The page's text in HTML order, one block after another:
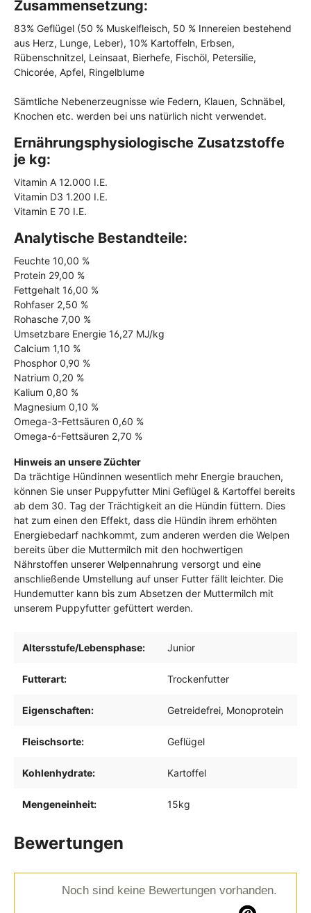
Zusammensetzung:
83% Geflügel (50 % Muskelfleisch, 50 % Innereien bestehend
aus Herz, Lunge, Leber), 10% Kartoffeln, Erbsen,
Rübenschnitzel, Leinsaat, Bierhefe, Fischöl, Petersilie,
Chicorée, Apfel, Ringelblume
Sämtliche Nebenerzeugnisse wie Federn, Klauen, Schnäbel,
Knochen etc. werden bei uns natürlich nicht verwendet.
Ernährungsphysiologische Zusatzstoffe
je kg:
Vitamin A 12.000 I.E.
Vitamin D3 1.200 I.E.
Vitamin E 70 I.E.
Analytische Bestandteile:
Feuchte 10,00 %
Protein 29,00 %
Fettgehalt 16,00 %
Rohfaser 2,50 %
Rohasche 7,00 %
Umsetzbare Energie 16,27 MJ/kg
Calcium 1,10 %
Phosphor 0,90 %
Natrium 0,20 %
Kalium 0,80 %
Magnesium 0,10 %
Omega-3-Fettsäuren 0,60 %
Omega-6-Fettsäuren 2,70 %
Hinweis an unsere Züchter
Da trächtige Hündinnen wesentlich mehr Energie brauchen,
können Sie unser Puppyfutter Mini Geflügel & Kartoffel bereits
ab dem 30. Tag der Trächtigkeit an die Hündin füttern. Dies
hat zum einen den Effekt, dass die Hündin ihrem erhöhten
Energiebedarf nachkommt, zum anderen werden die Welpen
bereits über die Muttermilch mit den hochwertigen
Nährstoffen unserer Welpennahrung versorgt und eine
anschließende Umstellung auf unser Futter fällt leichter. Die
Hundemutter kann bis zum Absetzen der Muttermilch mit
unserem Puppyfutter gefüttert werden.
Altersstufe/Lebensphase: Junior
Futterart: Trockenfutter
Eigenschaften: Getreidefrei, Monoprotein
Fleischsorte: Geflügel
Kohlenhydrate: Kartoffel
Mengeneinheit: 15kg
Bewertungen
Noch sind keine Bewertungen vorhanden.